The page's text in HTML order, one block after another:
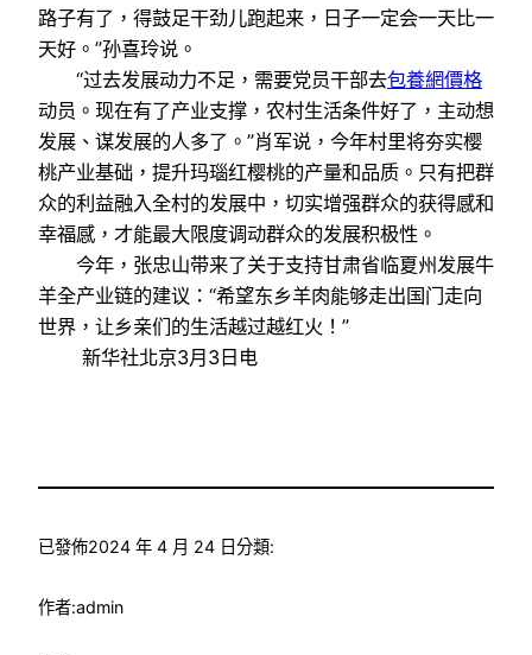
路子有了，得鼓足干劲儿跑起来，日子一定会一天比一
天好。”孙喜玲说。
“过去发展动力不足，需要党员干部去包養網價格
动员。现在有了产业支撑，农村生活条件好了，主动想
发展、谋发展的人多了。”肖军说，今年村里将夯实樱
桃产业基础，提升玛瑙红樱桃的产量和品质。只有把群
众的利益融入全村的发展中，切实增强群众的获得感和
幸福感，才能最大限度调动群众的发展积极性。
今年，张忠山带来了关于支持甘肃省临夏州发展牛
羊全产业链的建议：“希望东乡羊肉能够走出国门走向
世界，让乡亲们的生活越过越红火！”
新华社北京3月3日电
已發佈2024 年 4 月 24 日分類:
作者:admin